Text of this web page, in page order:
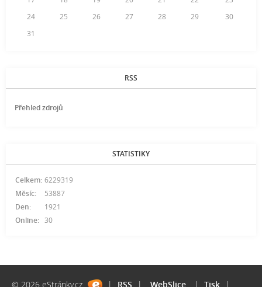
24
25 26 27 28 29
30
31
RSS
Přehled zdrojů
STATISTIKY
Online: 30
Celkem: 6229319
Měsíc:
53887
Den:
1921
© 2026 eStránky.cz | RSS | WebSlice | Tisk |